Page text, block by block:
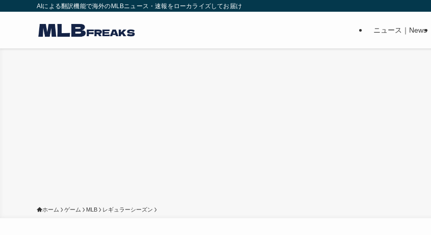
AIによる翻訳機能で海外のMLBニュース・速報をローカライズしてお届け
ニュース｜News
ホーム ゲーム MLB レギュラーシーズン